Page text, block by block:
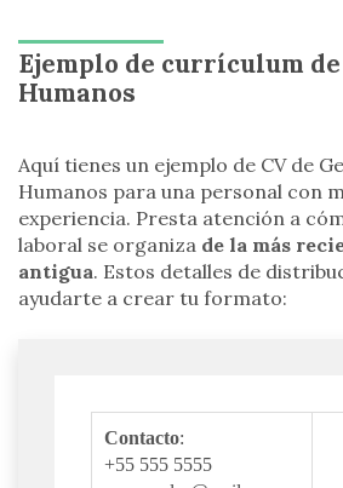
Ejemplo de currículum
Humanos
Aquí tienes un ejemplo de CV de
Humanos para una personal con
experiencia. Presta atención a
laboral se organiza de la más
antigua. Estos detalles de
ayudarte a crear tu formato:
Contacto:
+55 555 5555